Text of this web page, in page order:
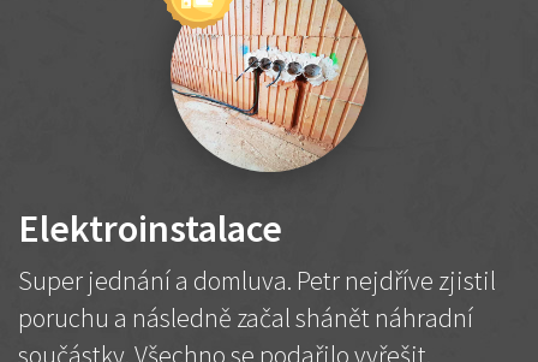
Elektroinstalace
Super jednání a domluva. Petr nejdříve zjistil
poruchu a následně začal shánět náhradní
součástky. Všechno se podařilo vyřešit.